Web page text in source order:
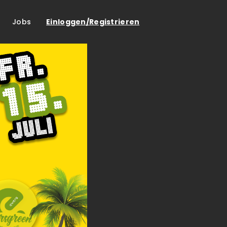
Einloggen/Registrieren
Jobs